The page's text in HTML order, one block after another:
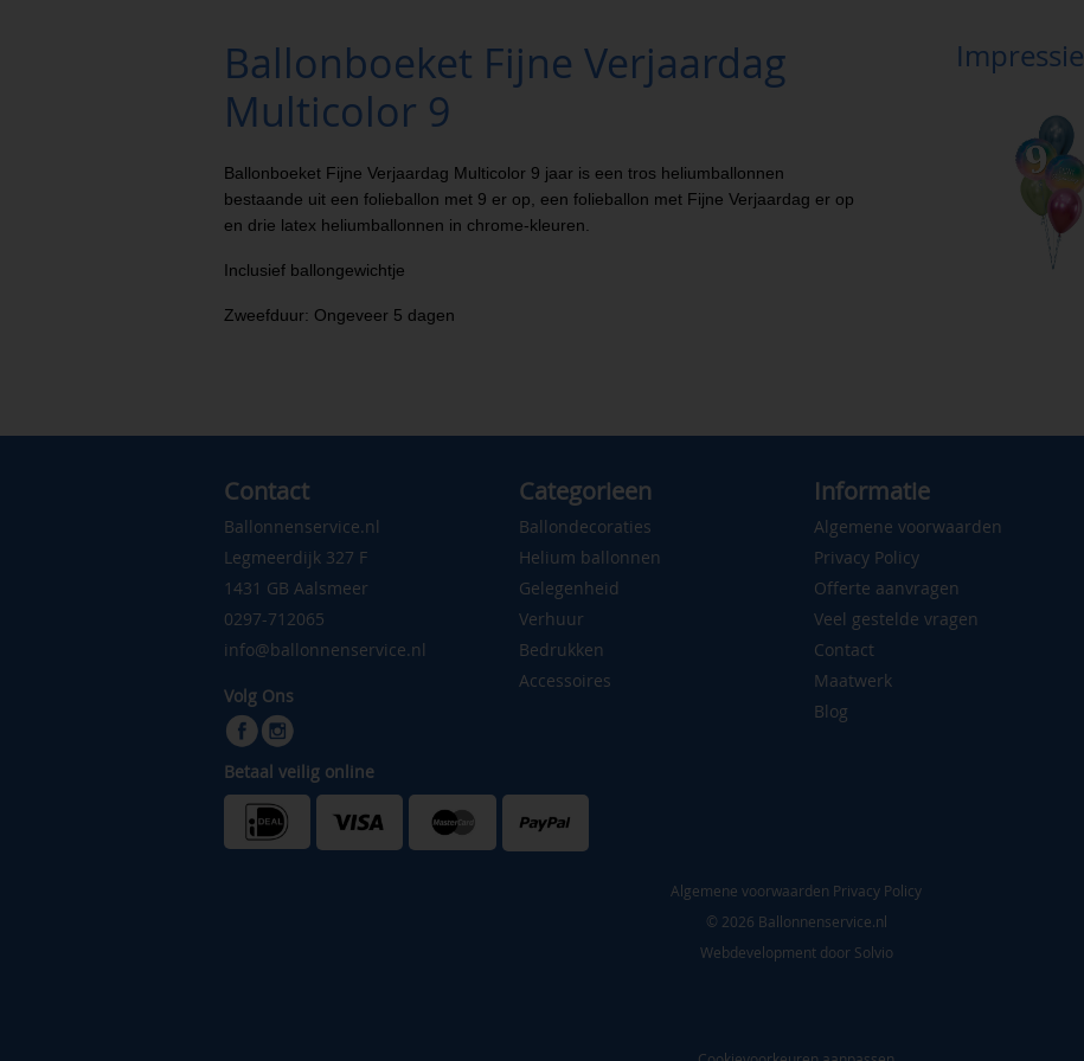
Ballonboeket Fijne Verjaardag
Multicolor 9
Ballonboeket Fijne Verjaardag Multicolor 9 jaar is een tros heliumballonnen
bestaande uit een folieballon met 9 er op, een folieballon met Fijne Verjaardag er op
en drie latex heliumballonnen in chrome-kleuren.
Inclusief ballongewichtje
Zweefduur: Ongeveer 5 dagen
Impressie
Contact
Ballonnenservice.nl
Legmeerdijk 327 F
1431 GB Aalsmeer
0297-712065
info@ballonnenservice.nl
Volg Ons
Categorieen
Ballondecoraties
Helium ballonnen
Gelegenheid
Verhuur
Bedrukken
Accessoires
Informatie
Algemene voorwaarden
Privacy Policy
Offerte aanvragen
Veel gestelde vragen
Contact
Maatwerk
Blog
Betaal veilig online
Algemene voorwaarden Privacy Policy
© 2026 Ballonnenservice.nl
Webdevelopment door Solvio